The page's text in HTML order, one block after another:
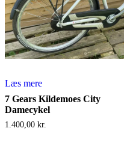
Læs mere
7 Gears Kildemoes City
Damecykel
1.400,00 kr.